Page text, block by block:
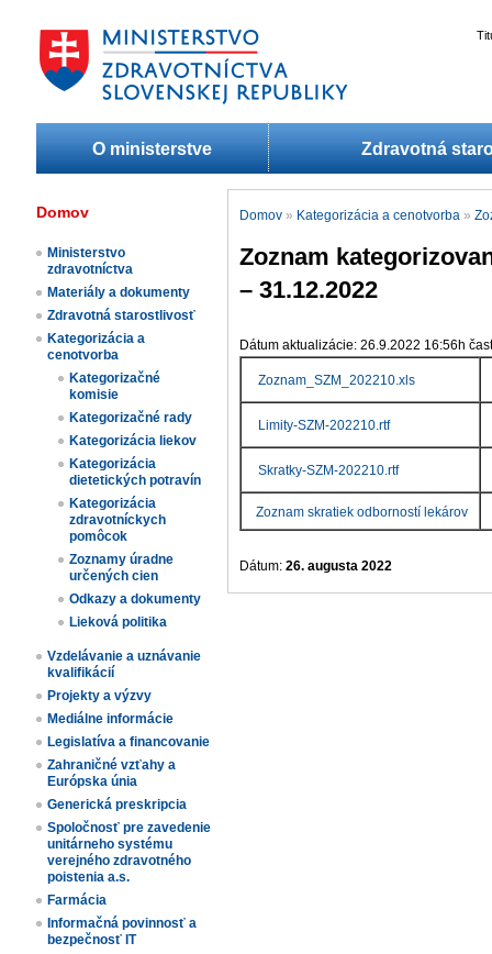
O ministerstve Zdravotná
Domov
Ministerstvo
zdravotníctva
Materiály a dokumenty
Zdravotná starostlivosť
Kategorizácia a
cenotvorba
Kategorizačné
komisie
Kategorizačné rady
Kategorizácia liekov​
Kategorizácia
dietetických potravín​
Kategorizácia
zdravotníckych
pomôcok
Zoznamy úradne
určených cien​
Odkazy a dokumenty
Lieková politika
Vzdelávanie a uznávanie
kvalifikácií
Projekty a výzvy
Mediálne informácie
Legislatíva a financovanie
Zahraničné vzťahy a
Európska únia
Generická preskripcia
Spoločnosť pre zavedenie
unitárneho systému
verejného zdravotného
poistenia a.s.
Farmácia
Informačná povinnosť a
bezpečnosť IT
Domov » Kategorizácia a cenotvorba »
Zoznam
– 31.12.2022
Dátum aktualizácie: 26.9.2022 16:56h
Zoznam_SZM_202210.xls
Limity-SZM-202210.rtf
Skratky-SZM-202210.rtf
​ Zoznam skratiek odborností lekárov
Dátum: 26. augusta 2022